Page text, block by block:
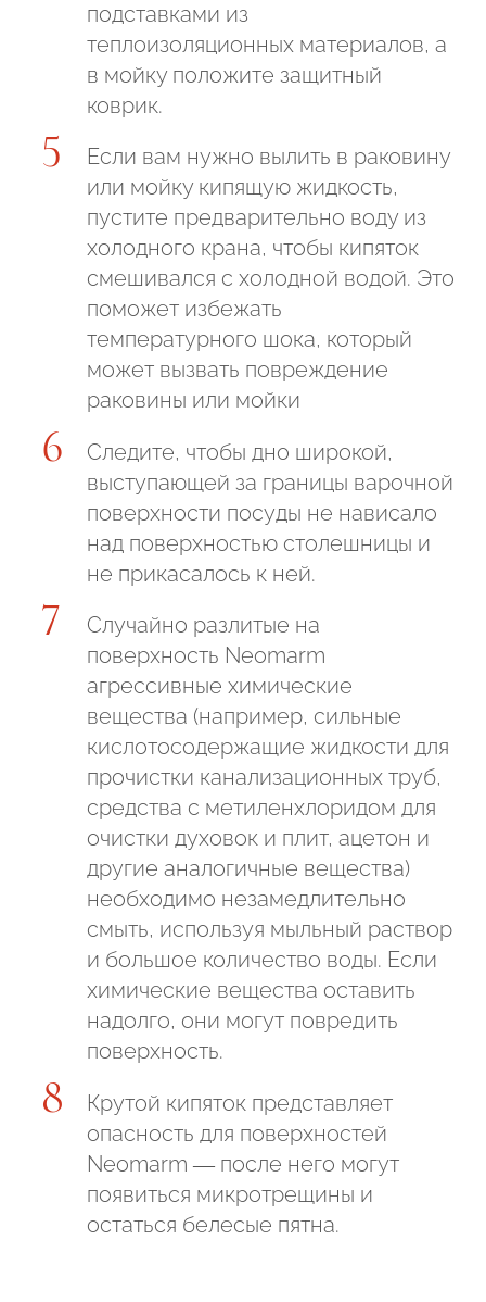
подставками из
теплоизоляционных материалов, а
в мойку положите защитный
коврик.
Если вам нужно вылить в раковину
или мойку кипящую жидкость,
пустите предварительно воду из
холодного крана, чтобы кипяток
смешивался с холодной водой. Это
поможет избежать
температурного шока, который
может вызвать повреждение
раковины или мойки
Следите, чтобы дно широкой,
выступающей за границы варочной
поверхности посуды не нависало
над поверхностью столешницы и
не прикасалось к ней.
Случайно разлитые на
поверхность Neomarm
агрессивные химические
вещества (например, сильные
кислотосодержащие жидкости для
прочистки канализационных труб,
средства с метиленхлоридом для
очистки духовок и плит, ацетон и
другие аналогичные вещества)
необходимо незамедлительно
смыть, используя мыльный раствор
и большое количество воды. Если
химические вещества оставить
надолго, они могут повредить
поверхность.
Крутой кипяток представляет
опасность для поверхностей
Neomarm — после него могут
появиться микротрещины и
остаться белесые пятна.